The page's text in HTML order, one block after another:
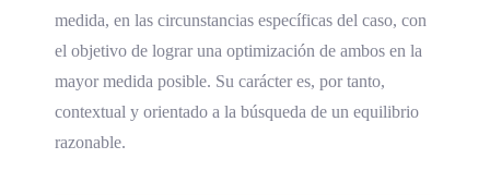
medida, en las circunstancias específicas del caso, con
el objetivo de lograr una optimización de ambos en la
mayor medida posible. Su carácter es, por tanto,
contextual y orientado a la búsqueda de un equilibrio
razonable.